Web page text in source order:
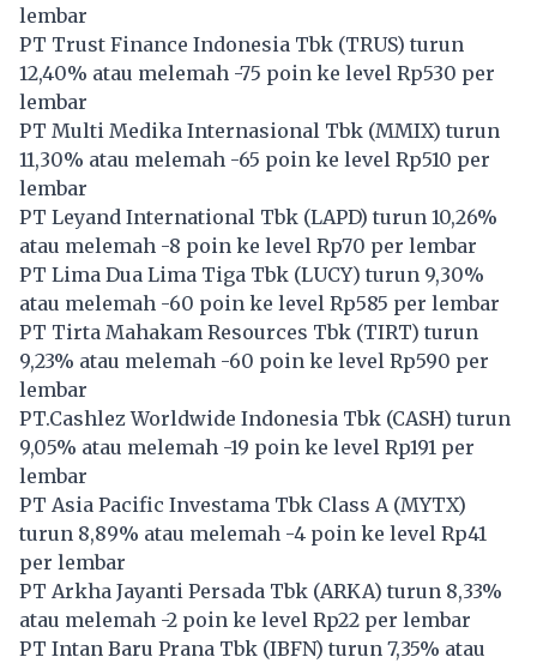
lembar
PT Trust Finance Indonesia Tbk (TRUS) turun
12,40% atau melemah -75 poin ke level Rp530 per
lembar
PT Multi Medika Internasional Tbk (MMIX) turun
11,30% atau melemah -65 poin ke level Rp510 per
lembar
PT Leyand International Tbk (LAPD) turun 10,26%
atau melemah -8 poin ke level Rp70 per lembar
PT Lima Dua Lima Tiga Tbk (LUCY) turun 9,30%
atau melemah -60 poin ke level Rp585 per lembar
PT Tirta Mahakam Resources Tbk (TIRT) turun
9,23% atau melemah -60 poin ke level Rp590 per
lembar
PT.Cashlez Worldwide Indonesia Tbk (CASH) turun
9,05% atau melemah -19 poin ke level Rp191 per
lembar
PT Asia Pacific Investama Tbk Class A (MYTX)
turun 8,89% atau melemah -4 poin ke level Rp41
per lembar
PT Arkha Jayanti Persada Tbk (ARKA) turun 8,33%
atau melemah -2 poin ke level Rp22 per lembar
PT Intan Baru Prana Tbk (IBFN) turun 7,35% atau